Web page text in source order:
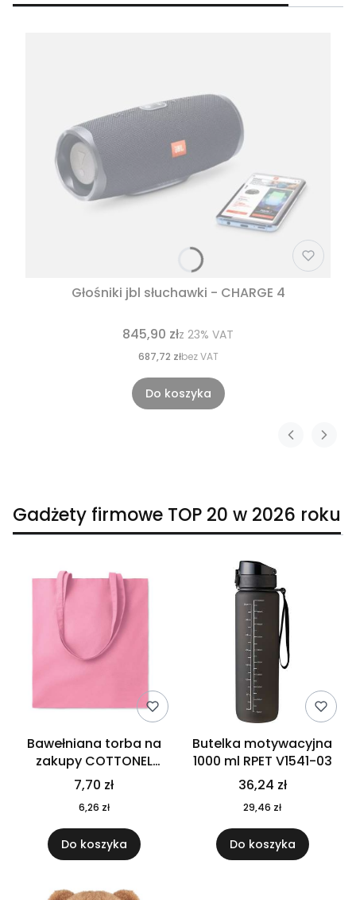
Głośniki jbl słuchawki - CHARGE 4
845,90 złz 23% VAT
687,72 złbez VAT
Do koszyka
Gadżety firmowe TOP 20 w 2026 roku
Bawełniana torba na
zakupy COTTONEL
COLOUR++ MO9846-11
7,70 zł
6,26 zł
Do koszyka
Butelka motywacyjna
1000 ml RPET V1541-03
36,24 zł
29,46 zł
Do koszyka